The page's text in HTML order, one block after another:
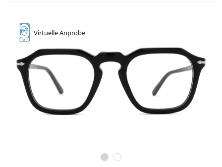
VirtuelleAnprobe